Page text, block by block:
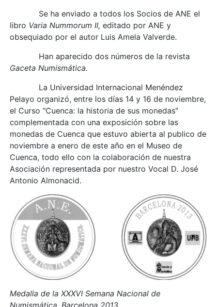
Se ha enviado a todos los Socios de ANE el
libro Varia Nummorum II, editado por ANE y
obsequiado por el autor Luis Amela Valverde.
Han aparecido dos números de la revista
Gaceta Numismática.
La Universidad Internacional Menéndez
Pelayo organizó, entre los días 14 y 16 de noviembre,
el Curso "Cuenca: la historia de sus monedas"
complementada con una exposición sobre las
monedas de Cuenca que estuvo abierta al publico de
noviembre a enero de este año en el Museo de
Cuenca, todo ello con la colaboración de nuestra
Asociación representada por nuestro Vocal D. José
Antonio Almonacid.
Medalla de la XXXVI Semana Nacional de
Numismática. Barcelona 2013